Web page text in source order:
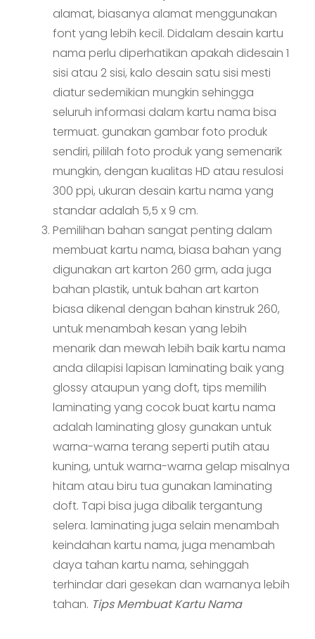
alamat, biasanya alamat menggunakan
font yang lebih kecil. Didalam desain kartu
nama perlu diperhatikan apakah didesain 1
sisi atau 2 sisi, kalo desain satu sisi mesti
diatur sedemikian mungkin sehingga
seluruh informasi dalam kartu nama bisa
termuat. gunakan gambar foto produk
sendiri, pililah foto produk yang semenarik
mungkin, dengan kualitas HD atau resulosi
300 ppi, ukuran desain kartu nama yang
standar adalah 5,5 x 9 cm.
Pemilihan bahan sangat penting dalam
membuat kartu nama, biasa bahan yang
digunakan art karton 260 grm, ada juga
bahan plastik, untuk bahan art karton
biasa dikenal dengan bahan kinstruk 260,
untuk menambah kesan yang lebih
menarik dan mewah lebih baik kartu nama
anda dilapisi lapisan laminating baik yang
glossy ataupun yang doft, tips memilih
laminating yang cocok buat kartu nama
adalah laminating glosy gunakan untuk
warna-warna terang seperti putih atau
kuning, untuk warna-warna gelap misalnya
hitam atau biru tua gunakan laminating
doft. Tapi bisa juga dibalik tergantung
selera. laminating juga selain menambah
keindahan kartu nama, juga menambah
daya tahan kartu nama, sehinggah
terhindar dari gesekan dan warnanya lebih
tahan. Tips Membuat Kartu Nama